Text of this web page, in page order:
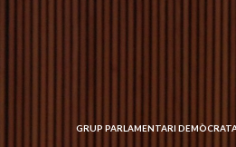
GRUP PARLAMENTARI